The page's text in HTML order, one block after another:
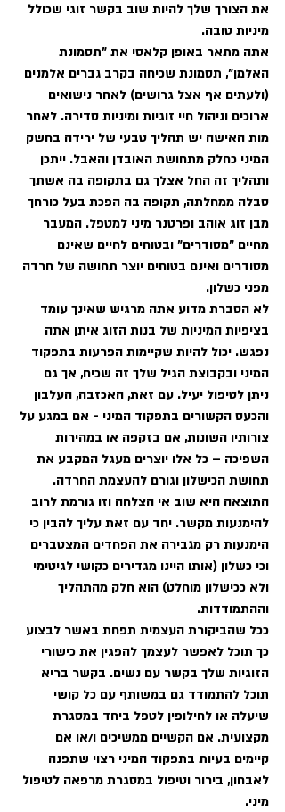
את הצורך שלך להיות שוב בקשר זוגי שכולל
מיניות טובה.
אתה מתאר באופן קלאסי את "תסמונת
האלמן", תסמונת שכיחה בקרב גברים אלמנים
(ולעתים אף אצל גרושים) לאחר נישואים
ארוכים וניהול חיי זוגיות ומיניות סדירה. לאחר
מות האישה יש תהליך טבעי של ירידה בחשק
המיני כחלק מתחושת האובדן והאבל. ייתכן
ותהליך זה החל אצלך גם בתקופה בה אשתך
סבלה ממחלתה, תקופה בה הפכת בעל כורחך
מבן זוג אוהב ופרטנר מיני למטפל. המעבר
מחיים "מסודרים" ובטוחים לחיים שאינם
מסודרים ואינם בטוחים יוצר תחושה של חרדה
מפני כשלון.
לא הסברת מדוע אתה מרגיש שאינך עומד
בציפיות המיניות של בנות הזוג איתן אתה
נפגש. יכול להיות שקיימות הפרעות בתפקוד
המיני ובקבוצת הגיל שלך זה שכיח, אך גם
ניתן לטיפול יעיל. עם זאת, האכזבה, העלבון
והכעס הקשורים בתפקוד המיני - אם במגע על
צורותיו השונות, אם בזקפה או במהירות
השפיכה – כל אלו יוצרים מעגל המקבע את
תחושת הכישלון וגורם להעצמת החרדה.
התוצאה היא שוב אי הצלחה וזו גורמת לרוב
להימנעות מקשר. יחד עם זאת עליך להבין כי
הימנעות רק מגבירה את הפחדים המצטברים
וכי כשלון (אותו היינו מגדירים כקושי לגיטימי
ולא ככישלון מוחלט) הוא חלק מהתהליך
וההתמודדות.
ככל שהביקורת העצמית תפחת באשר לבצוע
כך תוכל לאפשר לעצמך להפגין את כישורי
הזוגיות שלך בקשר עם נשים. בקשר בריא
תוכל להתמודד גם במשותף עם כל קושי
שיעלה או לחילופין לטפל ביחד במסגרת
מקצועית. אם הקשיים ממשיכים ו/או אם
קיימים בעיות בתפקוד המיני רצוי שתפנה
לאבחון, בירור וטיפול במסגרת מרפאה לטיפול
מיני.